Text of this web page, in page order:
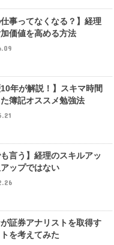
仕事ってなくなる？】経理
価値を高める方法
10年が解説！】スキマ時間
簿記オススメ勉強法
も言う】経理のスキルアッ
ップではない
証券アナリストを取得す
を考えてみた